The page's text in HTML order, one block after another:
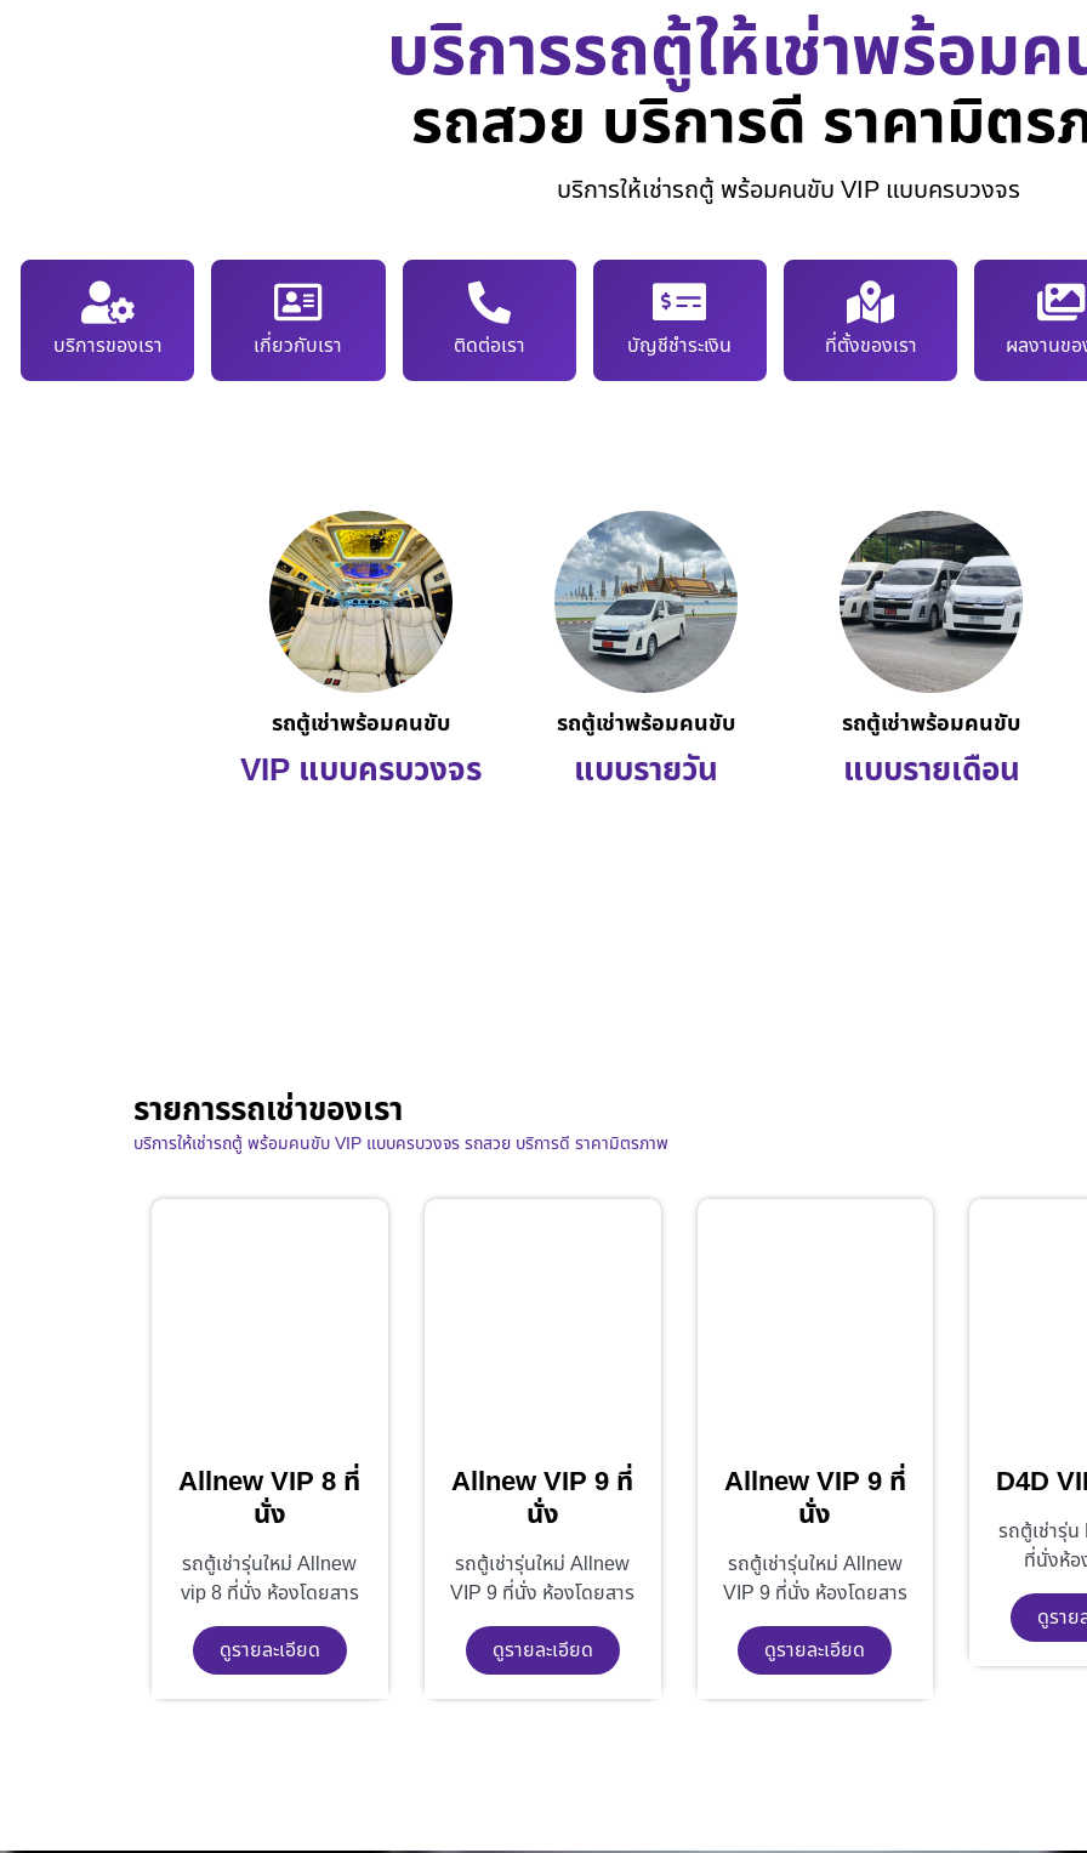
บริการรถตู้ให้เช่าพร้อม
รถสวย บริการดี ราคามิตร
บริการให้เช่ารถตู้ พร้อมคนขับ VIP แบบครบวงจร
บริการของเรา เกี่ยวกับเรา ติดต่อเรา บัญชีชำระเงิน ที่ตั้งของเรา ผลงานขอ
รถตู้เช่าพร้อมคนขับ
VIP แบบครบวงจร
รถตู้เช่าพร้อมคนขับ
แบบรายวัน
รถตู้เช่าพร้อมคนขับ
แบบรายเดือน
รายการรถเช่าของเรา
บริการให้เช่ารถตู้ พร้อมคนขับ VIP แบบครบวงจร รถสวย บริการดี ราคามิตรภาพ
Allnew VIP 8 ที่
นั่ง
รถตู้เช่ารุ่นใหม่ Allnew
vip 8 ที่นั่ง ห้องโดยสาร
ดูรายละเอียด
Allnew VIP 9 ที่
นั่ง
รถตู้เช่ารุ่นใหม่ Allnew
VIP 9 ที่นั่ง ห้องโดยสาร
ดูรายละเอียด
Allnew VIP 9 ที่
นั่ง
รถตู้เช่ารุ่นใหม่ Allnew
VIP 9 ที่นั่ง ห้องโดยสาร
ดูรายละเอียด
D4D
รถตู้เช่ารุ่
ที่นั่งห้อ
ดูราย